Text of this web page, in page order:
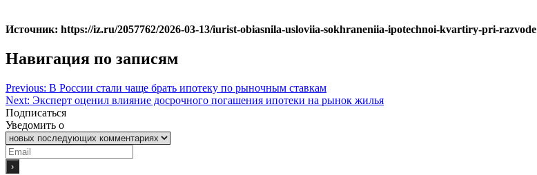
Источник: https://iz.ru/2057762/2026-03-13/iurist-obiasnila-usloviia-sokhraneniia-ipotechnoi-kvartiry-pri-razvode
Навигация по записям
Previous: В России стали чаще брать ипотеку по рыночным ставкам
Next: Эксперт оценил влияние досрочного погашения ипотеки на рынок жилья
Подписаться
Уведомить о